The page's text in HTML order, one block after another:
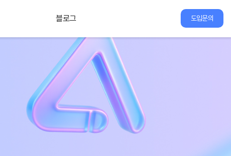
블로그 도입문의